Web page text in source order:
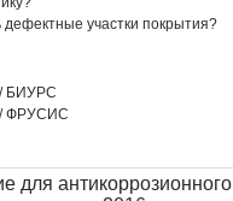
дефектные участки покрытия?
БИУРС
ФРУСИС
для антикоррозионного